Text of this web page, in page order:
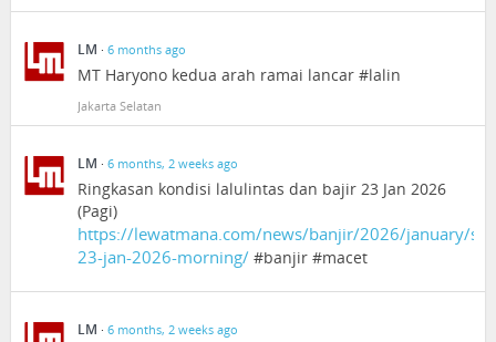
LM · 6 months ago
MT Haryono kedua arah ramai lancar #lalin
Jakarta Selatan
LM · 6 months, 2 weeks ago
Ringkasan kondisi lalulintas dan bajir 23 Jan 2026
(Pagi)
https://lewatmana.com/news/banjir/2026/january/
23-jan-2026-morning/ #banjir #macet
LM · 6 months, 2 weeks ago